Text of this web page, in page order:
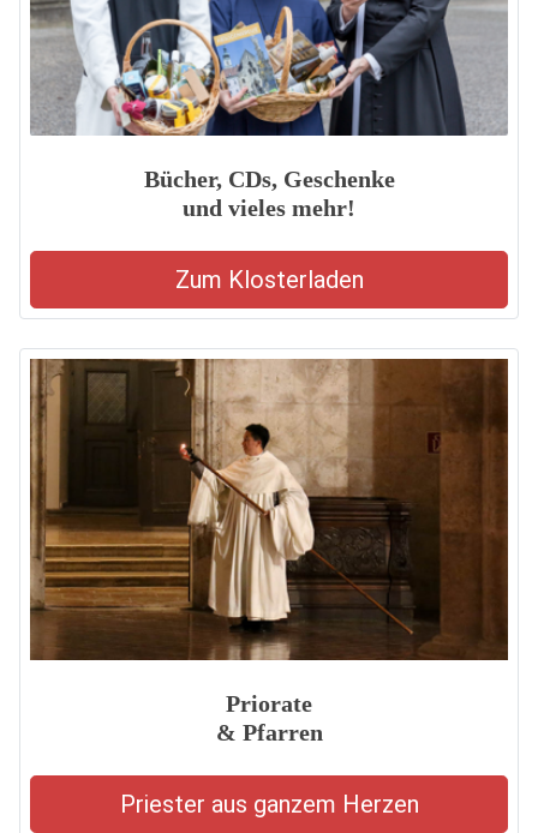
Bücher, CDs, Geschenke
und vieles mehr!
Zum Klosterladen
Priorate
& Pfarren
Priester aus ganzem Herzen